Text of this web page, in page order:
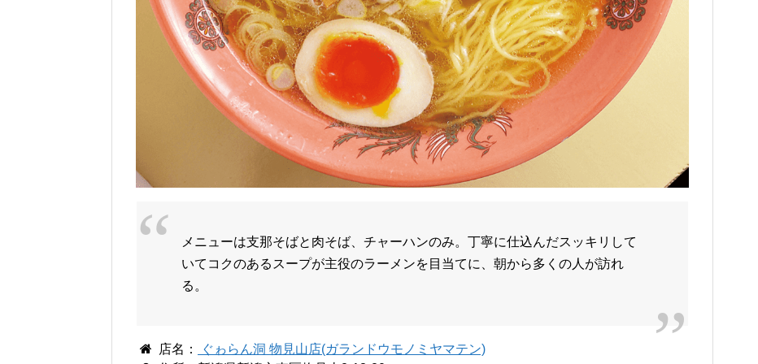
メニューは支那そばと肉そば、チャーハンのみ。丁寧に仕込んだスッキリして
いてコクのあるスープが主役のラーメンを目当てに、朝から多くの人が訪れ
る。
店名：
ぐゎらん洞 物見山店(ガランドウモノミヤマテン)